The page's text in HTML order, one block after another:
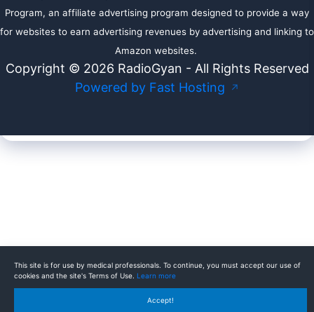
Program, an affiliate advertising program designed to provide a way
for websites to earn advertising revenues by advertising and linking to
Amazon websites.
Copyright © 2026 RadioGyan - All Rights Reserved
Powered by Fast Hosting
↗
This site is for use by medical professionals. To continue, you must accept our use of
cookies and the site's Terms of Use. Learn more
Accept!